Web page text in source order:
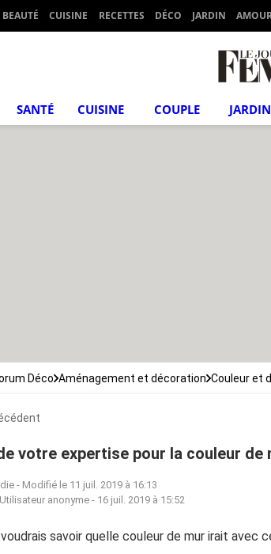
BEAUTÉ CUISINE RECETTES DÉCO JARDIN
SANTÉ CUISINE COUPLE JARDIN
Déco Aménagement et décoration Couleur et
votre expertise pour la couleur de
- Modifié le 11 juil. 2019 à 16:13
Utilisateur anonyme - 16 juil. 2019 à 15:52
voudrais savoir quelle couleur de mur irait avec